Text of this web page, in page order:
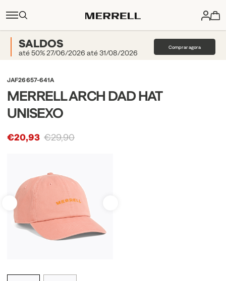
SALDOS
até 50% 27/06/2026 até 31/08/2026
Comprar agora
JAF26657-641A
MERRELL ARCH DAD HAT
UNISEXO
€20,93 €29,90